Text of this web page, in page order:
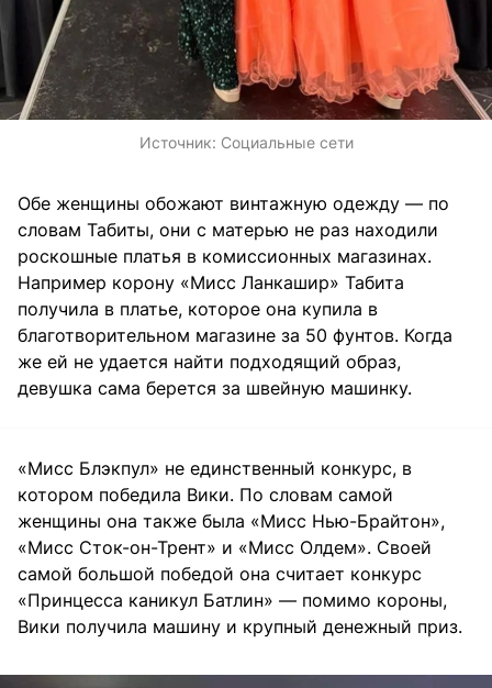
Источник: Социальные сети
Обе женщины обожают винтажную одежду — по
словам Табиты, они с матерью не раз находили
роскошные платья в комиссионных магазинах.
Например корону «Мисс Ланкашир» Табита
получила в платье, которое она купила в
благотворительном магазине за 50 фунтов. Когда
же ей не удается найти подходящий образ,
девушка сама берется за швейную машинку.
«Мисс Блэкпул» не единственный конкурс, в
котором победила Вики. По словам самой
женщины она также была «Мисс Нью-Брайтон»,
«Мисс Сток-он-Трент» и «Мисс Олдем». Своей
самой большой победой она считает конкурс
«Принцесса каникул Батлин» — помимо короны,
Вики получила машину и крупный денежный приз.